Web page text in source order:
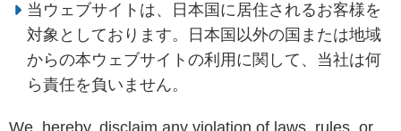
当ウェブサイトは、日本国に居住されるお客様を
対象としております。日本国以外の国または地域
からの本ウェブサイトの利用に関して、当社は何
ら責任を負いません。
We, hereby, disclaim any violation of laws, rules, or